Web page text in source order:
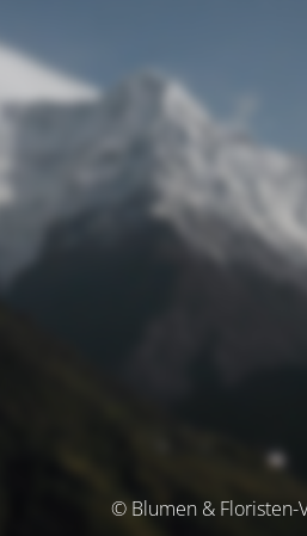
© Blumen & Floristen-